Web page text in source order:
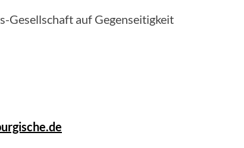
Gesellschaft auf Gegenseitigkeit